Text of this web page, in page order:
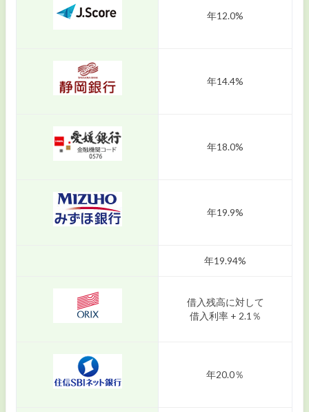
年12.0%
年14.4%
年18.0%
年19.9%
年19.94%
借入残高に対して
借入利率 + 2.1％
年20.0％